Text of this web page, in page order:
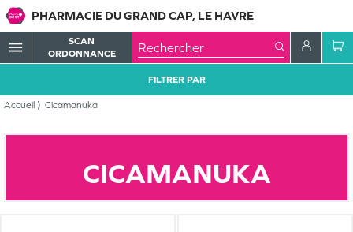
PHARMACIE DU GRAND CAP, LE HAVRE
menu
SCAN
ORDONNANCE
Accueil Cicamanuka
FILTRER PAR
CICAMANUKA